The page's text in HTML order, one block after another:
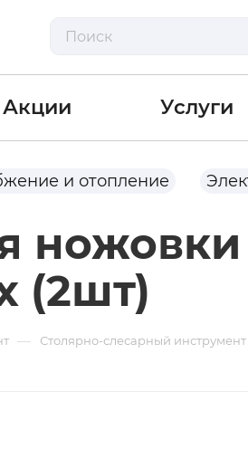
Акции Услуги
и отопление
(2шт)
— Столярно-слесарный инструмент